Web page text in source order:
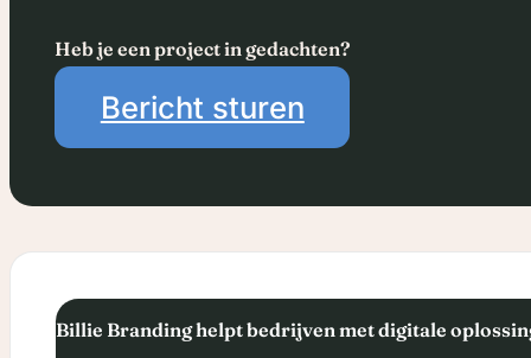
Heb je een project in gedachten?
Bericht sturen
Billie Branding helpt bedrijven met digitale